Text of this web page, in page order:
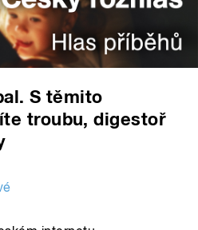
S těmito
troubu, digestoř